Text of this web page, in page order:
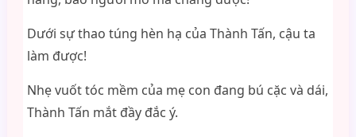
Dưới sự thao túng hèn hạ của Thành Tấn, cậu ta
làm được!
Nhẹ vuốt tóc mềm của mẹ con đang bú cặc và dái,
Thành Tấn mắt đầy đắc ý.